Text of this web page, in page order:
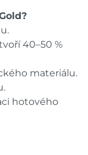
40–50 %
materiálu.
hotového